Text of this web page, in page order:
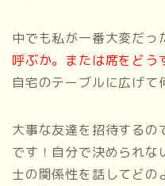
中でも私が一番大変だっ
呼ぶか。または席をどう
自宅のテーブルに広げて
大事な友達を招待するの
です！自分で決められな
士の関係性を話してどの